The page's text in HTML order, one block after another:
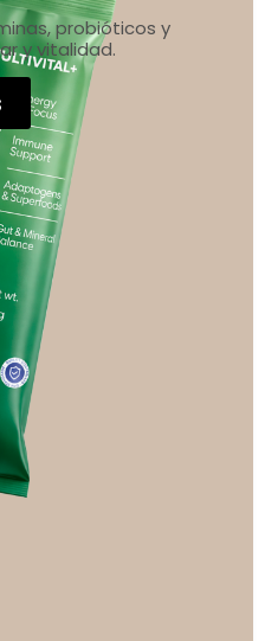
probióticos y
y vitalidad.